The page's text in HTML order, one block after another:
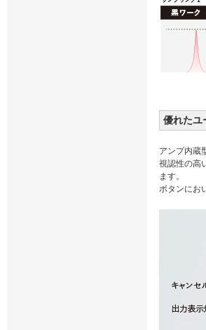
優れたユ
アンプ内蔵
視認性の高
ます。
ボタンにお